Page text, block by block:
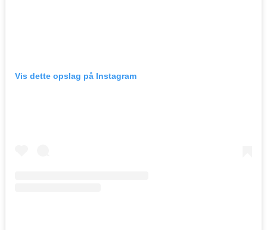
Vis dette opslag på Instagram